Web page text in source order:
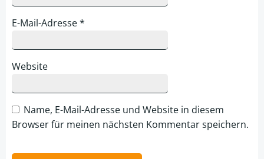
E-Mail-Adresse*
Website
Name, E-Mail-Adresse und Website in diesem
Browser für meinen nächsten Kommentar speichern.